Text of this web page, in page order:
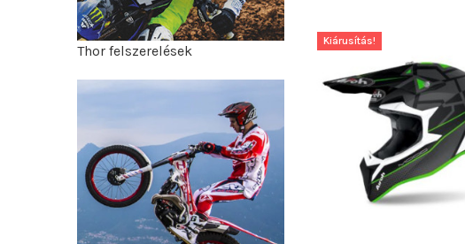
Thor felszerelések
Kiárusítás!